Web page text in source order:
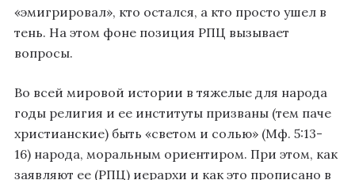
«эмигрировал», кто остался, а кто просто ушел в
тень. На этом фоне позиция РПЦ вызывает
вопросы.
Во всей мировой истории в тяжелые для народа
годы религия и ее институты призваны (тем паче
христианские) быть «светом и солью» (Мф. 5:13-
16) народа, моральным ориентиром. При этом, как
заявляют ее (РПЦ) иерархи и как это прописано в